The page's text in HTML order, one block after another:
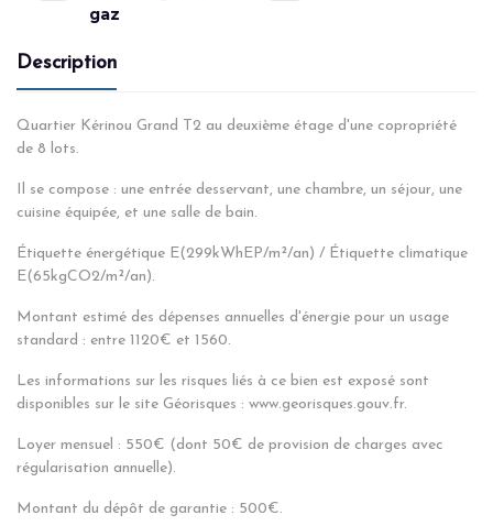
gaz
Description
Quartier Kérinou Grand T2 au deuxième étage d'une copropriété
de 8 lots.
Il se compose : une entrée desservant, une chambre, un séjour, une
cuisine équipée, et une salle de bain.
Étiquette énergétique E(299kWhEP/m²/an) / Étiquette climatique
E(65kgCO2/m²/an).
Montant estimé des dépenses annuelles d'énergie pour un usage
standard : entre 1120€ et 1560.
Les informations sur les risques liés à ce bien est exposé sont
disponibles sur le site Géorisques : www.georisques.gouv.fr.
Loyer mensuel : 550€ (dont 50€ de provision de charges avec
régularisation annuelle).
Montant du dépôt de garantie : 500€.